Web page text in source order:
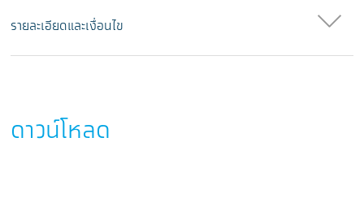
รายละเอียดและเงื่อนไข
ดาวน์โหลด